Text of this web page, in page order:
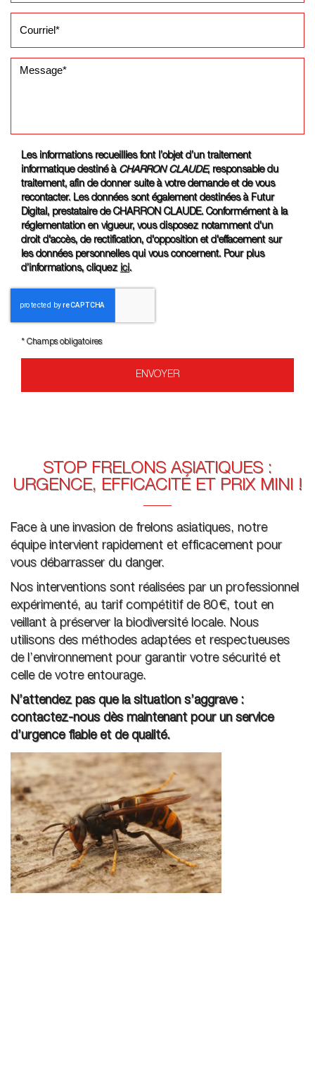
Les informations recueillies font l’objet d’un traitement
informatique destiné à
CHARRON CLAUDE, responsable du
traitement, afin de donner suite à votre demande et de vous
recontacter. Les données sont également destinées à Futur
Digital, prestataire de CHARRON CLAUDE. Conformément à la
réglementation en vigueur, vous disposez notamment d'un
droit d'accès, de rectification, d'opposition et d'effacement sur
les données personnelles qui vous concernent. Pour plus
d’informations, cliquez ici.
*Champs obligatoires
STOP FRELONS ASIATIQUES :
URGENCE, EFFICACITÉ ET PRIX MINI !
Face à une invasion de frelons asiatiques, notre
équipe intervient rapidement et efficacement pour
vous débarrasser du danger.
Nos interventions sont réalisées par un professionnel
expérimenté, au tarif compétitif de 80 €, tout en
veillant à préserver la biodiversité locale. Nous
utilisons des méthodes adaptées et respectueuses
de l’environnement pour garantir votre sécurité et
celle de votre entourage.
N’attendez pas que la situation s’aggrave :
contactez-nous dès maintenant pour un service
d’urgence fiable et de qualité.